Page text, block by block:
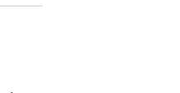
constantes e soluções